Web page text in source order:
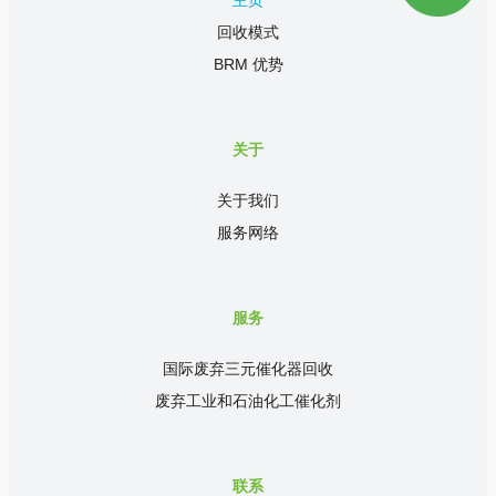
回收模式
BRM 优势
关于
关于我们
服务网络
服务
国际废弃三元催化器回收
废弃工业和石油化工催化剂
联系